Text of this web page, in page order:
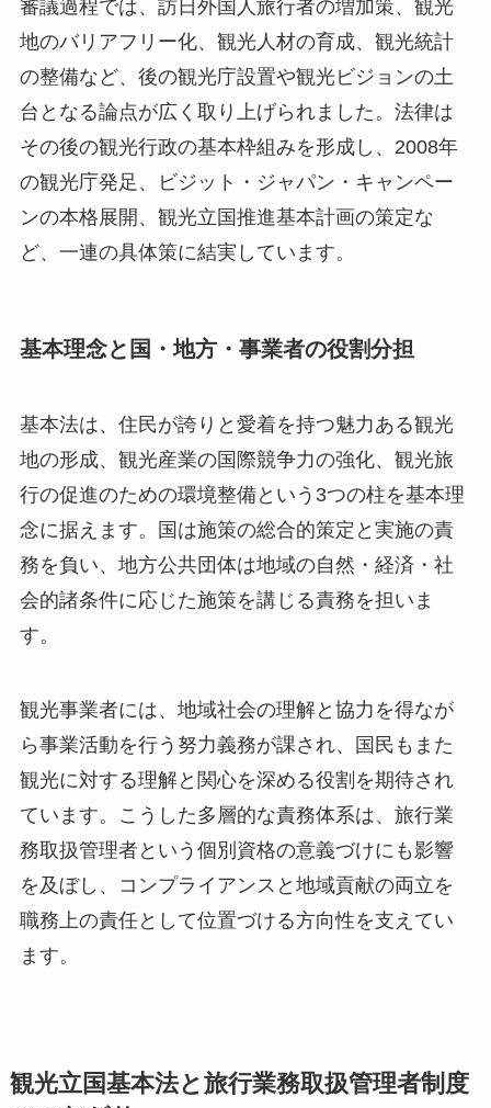
審議過程では、訪日外国人旅行者の増加策、観光
地のバリアフリー化、観光人材の育成、観光統計
の整備など、後の観光庁設置や観光ビジョンの土
台となる論点が広く取り上げられました。法律は
その後の観光行政の基本枠組みを形成し、2008年
の観光庁発足、ビジット・ジャパン・キャンペー
ンの本格展開、観光立国推進基本計画の策定な
ど、一連の具体策に結実しています。
基本理念と国・地方・事業者の役割分担
基本法は、住民が誇りと愛着を持つ魅力ある観光
地の形成、観光産業の国際競争力の強化、観光旅
行の促進のための環境整備という3つの柱を基本理
念に据えます。国は施策の総合的策定と実施の責
務を負い、地方公共団体は地域の自然・経済・社
会的諸条件に応じた施策を講じる責務を担いま
す。
観光事業者には、地域社会の理解と協力を得なが
ら事業活動を行う努力義務が課され、国民もまた
観光に対する理解と関心を深める役割を期待され
ています。こうした多層的な責務体系は、旅行業
務取扱管理者という個別資格の意義づけにも影響
を及ぼし、コンプライアンスと地域貢献の両立を
職務上の責任として位置づける方向性を支えてい
ます。
観光立国基本法と旅行業務取扱管理者制度